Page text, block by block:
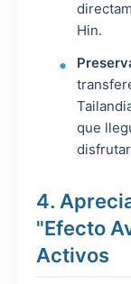
Hin.
que
4.
"Efecto
Activos